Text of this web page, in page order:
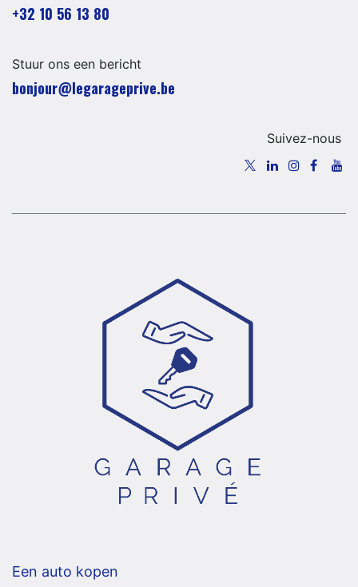
+32 10 56 13 80
Stuur ons een bericht
​​​​​​​​​​​bo​n​jour​@​lega​ra​geprive.​b​e​​​
Suivez-nous
Een auto kopen